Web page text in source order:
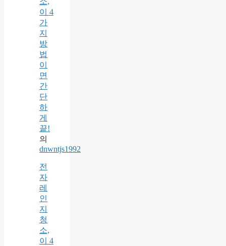
이 4
가
지
방
법
이
면
간
단
하
게
끝!
의
dnwntjs1992
전
자
레
인
지
청
소,
이 4